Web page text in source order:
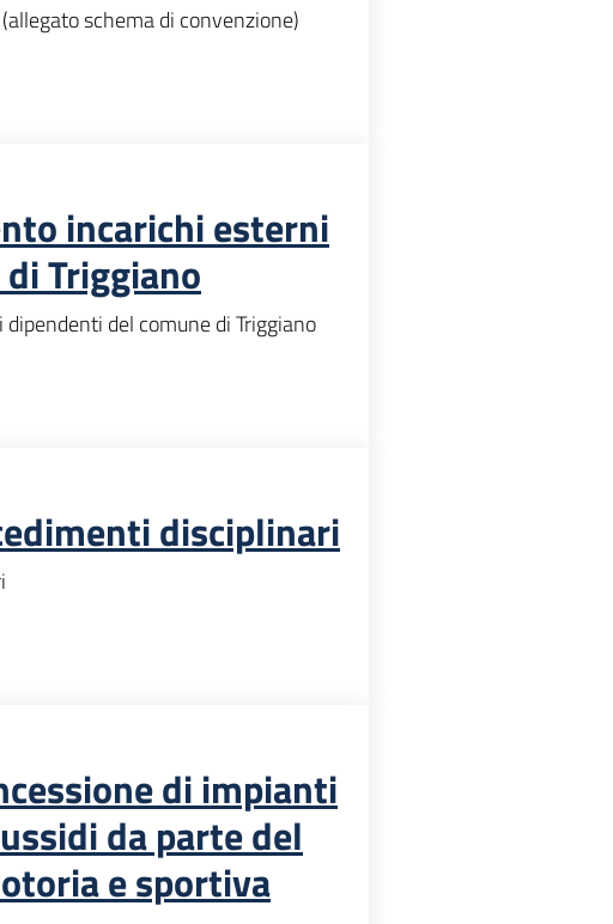
schema di convenzione)
incarichi esterni
Triggiano
del comune di Triggiano
disciplinari
di impianti
da parte del
e sportiva